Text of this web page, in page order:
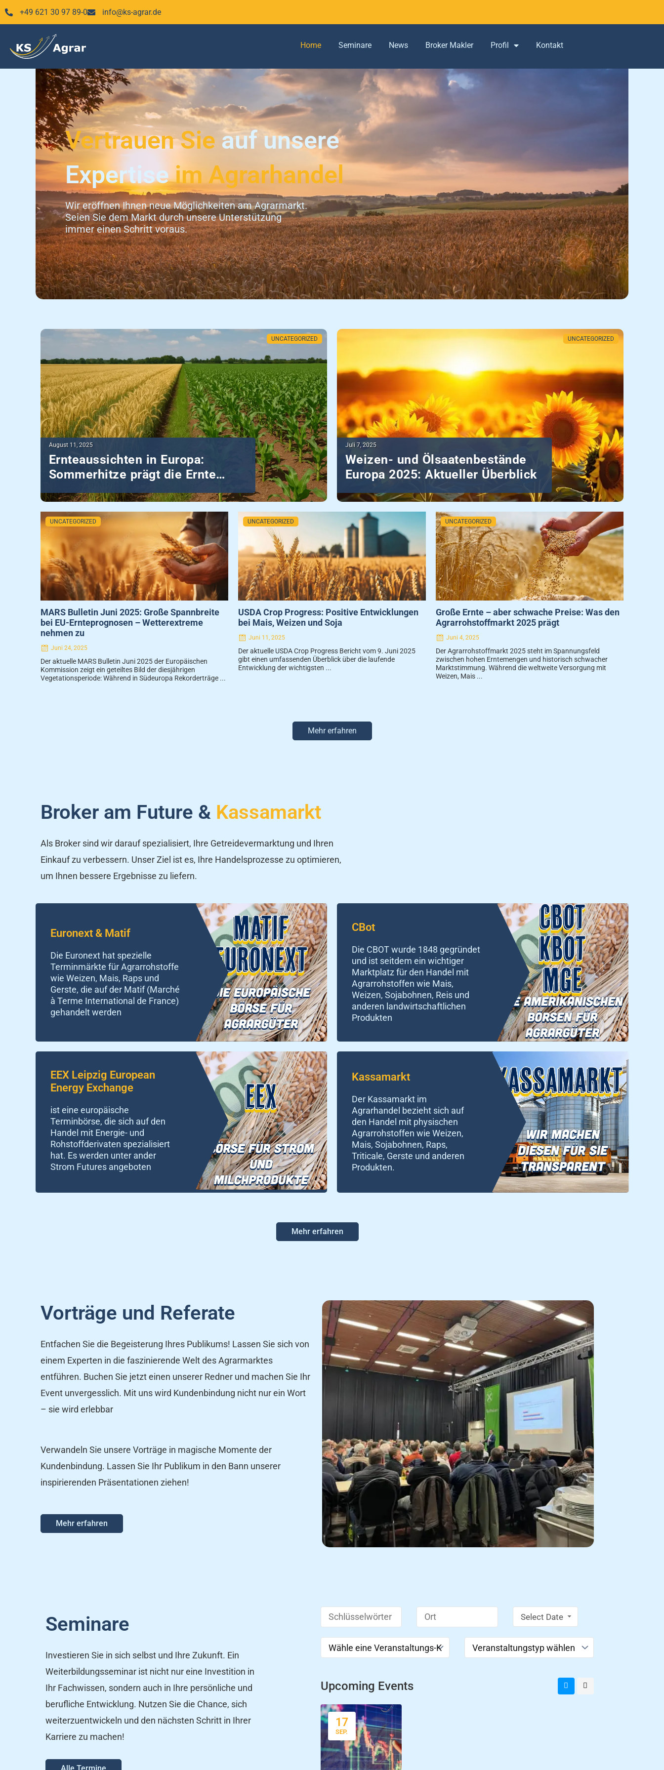
Zum
Inhalt
+49 621 30 97 89-0 info@ks-agrar.de
Home Seminare News Broker Makler Profil Kontakt
Vertrauen Sie auf unsere
Expertiseim Agrarhandel
Wir eröffnen Ihnen neue Möglichkeiten am Agrarmarkt.
Seien Sie dem Markt durch unsere Unterstützung
immer einen Schritt voraus.
UNCATEGORIZED
Posted
on
August 11, 2025
Ernteaussichten in Europa:
Sommerhitze prägt die Ernte
2025
UNCATEGORIZED
Posted
on
Juli 7, 2025
Weizen- und Ölsaatenbestände
Europa 2025: Aktueller Überblick
UNCATEGORIZED
MARS Bulletin Juni 2025: Große Spannbreite
bei EU-Ernteprognosen – Wetterextreme
nehmen zu
Posted
on
Juni 24, 2025
Der aktuelle MARS Bulletin Juni 2025 der Europäischen
Kommission zeigt ein geteiltes Bild der diesjährigen
Vegetationsperiode: Während in Südeuropa Rekorderträge ...
UNCATEGORIZED
USDA Crop Progress: Positive Entwicklungen
bei Mais, Weizen und Soja
Posted
on
Juni 11, 2025
Der aktuelle USDA Crop Progress Bericht vom 9. Juni 2025
gibt einen umfassenden Überblick über die laufende
Entwicklung der wichtigsten ...
UNCATEGORIZED
Große Ernte – aber schwache Preise: Was den
Agrarrohstoffmarkt 2025 prägt
Posted
on
Juni 4, 2025
Der Agrarrohstoffmarkt 2025 steht im Spannungsfeld
zwischen hohen Erntemengen und historisch schwacher
Marktstimmung. Während die weltweite Versorgung mit
Weizen, Mais ...
Mehr erfahren
Broker am Future & Kassamarkt
Als Broker sind wir darauf spezialisiert, Ihre Getreidevermarktung und Ihren
Einkauf zu verbessern. Unser Ziel ist es, Ihre Handelsprozesse zu optimieren,
um Ihnen bessere Ergebnisse zu liefern.
Euronext & Matif
Die Euronext hat spezielle
Terminmärkte für Agrarrohstoffe
wie Weizen, Mais, Raps und
Gerste, die auf der Matif (Marché
à Terme International de France)
gehandelt werden
CBot
Die CBOT wurde 1848 gegründet
und ist seitdem ein wichtiger
Marktplatz für den Handel mit
Agrarrohstoffen wie Mais,
Weizen, Sojabohnen, Reis und
anderen landwirtschaftlichen
Produkten
EEX Leipzig European
Energy Exchange
ist eine europäische
Terminbörse, die sich auf den
Handel mit Energie- und
Rohstoffderivaten spezialisiert
hat. Es werden unter ander
Strom Futures angeboten
Kassamarkt
Der Kassamarkt im
Agrarhandel bezieht sich auf
den Handel mit physischen
Agrarrohstoffen wie Weizen,
Mais, Sojabohnen, Raps,
Triticale, Gerste und anderen
Produkten.
Mehr erfahren
Vorträge und Referate
Entfachen Sie die Begeisterung Ihres Publikums! Lassen Sie sich von
einem Experten in die faszinierende Welt des Agrarmarktes
entführen. Buchen Sie jetzt einen unserer Redner und machen Sie Ihr
Event unvergesslich. Mit uns wird Kundenbindung nicht nur ein Wort
– sie wird erlebbar
Verwandeln Sie unsere Vorträge in magische Momente der
Kundenbindung. Lassen Sie Ihr Publikum in den Bann unserer
inspirierenden Präsentationen ziehen!
Mehr erfahren
Seminare
Investieren Sie in sich selbst und Ihre Zukunft. Ein
Weiterbildungsseminar ist nicht nur eine Investition in
Ihr Fachwissen, sondern auch in Ihre persönliche und
berufliche Entwicklung. Nutzen Sie die Chance, sich
weiterzuentwickeln und den nächsten Schritt in Ihrer
Karriere zu machen!
Alle Termine
Select Date
Range
Upcoming Events
17
SEP.